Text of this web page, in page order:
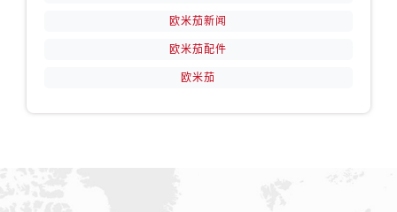
欧米茄新闻
欧米茄配件
欧米茄